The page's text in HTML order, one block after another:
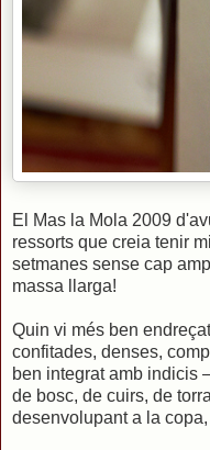
El Mas la Mola 2009
ressorts que creia tenir
setmanes sense cap
massa llarga!
Quin vi més ben
confitades, denses,
ben integrat amb
de bosc, de cuirs, de
desenvolupant a la